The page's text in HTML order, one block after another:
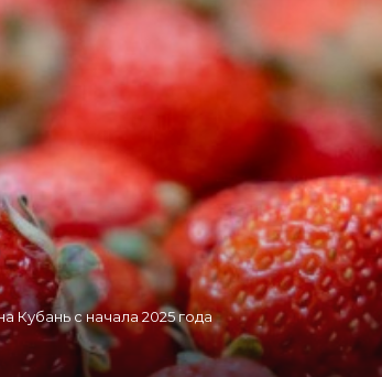
Кубань с начала 2025 года